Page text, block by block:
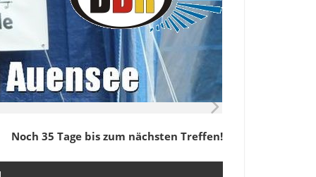
Noch 35 Tage bis zum nächsten Treffen!